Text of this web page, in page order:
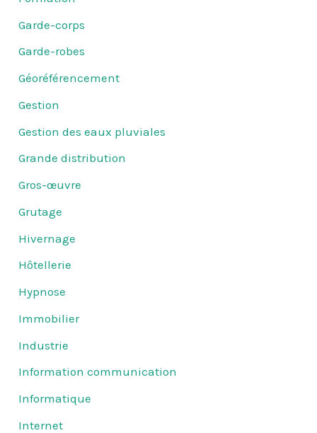
Garde-corps
Garde-robes
Géoréférencement
Gestion
Gestion des eaux pluviales
Grande distribution
Gros-œuvre
Grutage
Hivernage
Hôtellerie
Hypnose
Immobilier
Industrie
Information communication
Informatique
Internet